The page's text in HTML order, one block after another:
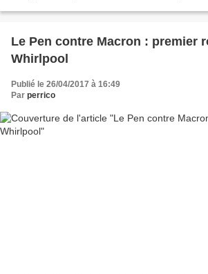
Le Pen contre Macron : premier
Whirlpool
Publié le 26/04/2017 à 16:49
Par perrico